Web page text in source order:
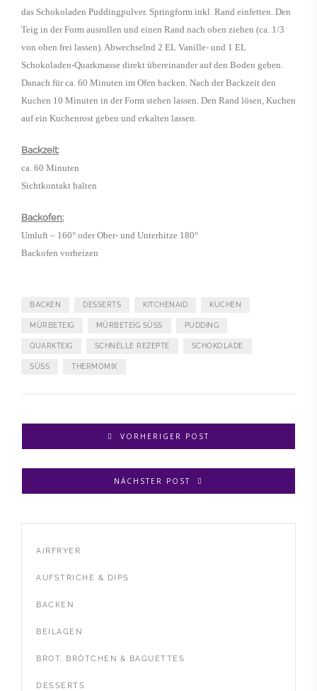
das Schokoladen Puddingpulver. Springform inkl. Rand einfetten. Den
Teig in der Form ausrollen und einen Rand nach oben ziehen (ca. 1/3
von oben frei lassen). Abwechselnd 2 EL Vanille- und 1 EL
Schokoladen-Quarkmasse direkt übereinander auf den Boden geben.
Danach für ca. 60 Minuten im Ofen backen. Nach der Backzeit den
Kuchen 10 Minuten in der Form stehen lassen. Den Rand lösen, Kuchen
auf ein Kuchenrost geben und erkalten lassen.
Backzeit:
ca. 60 Minuten
Sichtkontakt halten
Backofen:
Umluft – 160° oder Ober- und Unterhitze 180°
Backofen vorheizen
BACKEN DESSERTS KITCHENAID KUCHEN
MÜRBETEIG MÜRBETEIG SÜSS PUDDING
QUARKTEIG SCHNELLE REZEPTE SCHOKOLADE
SÜSS THERMOMIX
VORHERIGER POST
NÄCHSTER POST
AIRFRYER
AUFSTRICHE & DIPS
BACKEN
BEILAGEN
BROT, BRÖTCHEN & BAGUETTES
DESSERTS